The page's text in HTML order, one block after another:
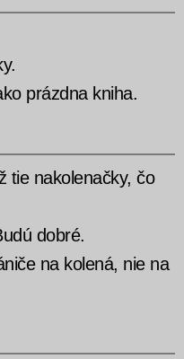
prázdna kniha.
tie nakolenačky, čo
dobré.
na kolená, nie na